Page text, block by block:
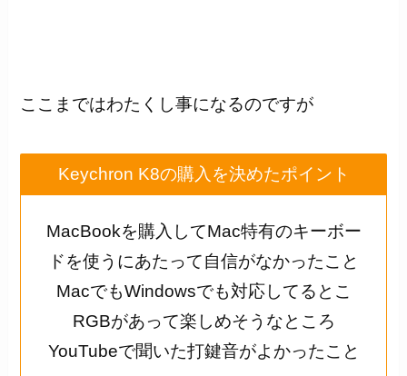
ここまではわたくし事になるのですが
Keychron K8の購入を決めたポイント
MacBookを購入してMac特有のキーボー
ドを使うにあたって自信がなかったこと
MacでもWindowsでも対応してるとこ
RGBがあって楽しめそうなところ
YouTubeで聞いた打鍵音がよかったこと